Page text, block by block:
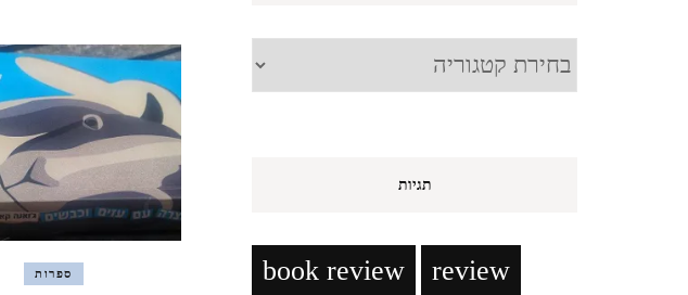
ספרות
קטגוריות
תגיות
book review review